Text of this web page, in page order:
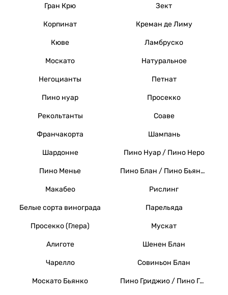
Гран Крю Зект
Корпинат Креман де Лиму
Кюве Ламбруско
Москато Натуральное
Негоцианты Петнат
Пино нуар Просекко
Рекольтанты Соаве
Франчакорта Шампань
Шардонне Пино Нуар / Пино Неро
Пино Менье Пино Блан / Пино Бьянко / Вайссер Бургундер
Макабео Рислинг
Белые сорта винограда Парельяда
Просекко (Глера) Мускат
Алиготе Шенен Блан
Чарелло Совиньон Блан
Москато Бьянко Пино Гриджио / Пино Гри